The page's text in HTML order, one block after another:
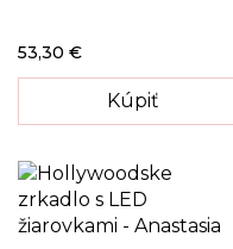
53,30 €
Kúpiť